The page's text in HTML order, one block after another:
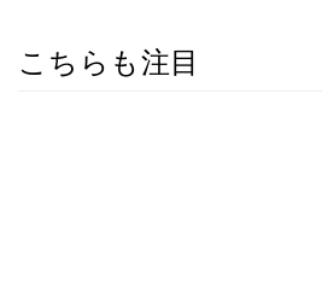
こちらも注目